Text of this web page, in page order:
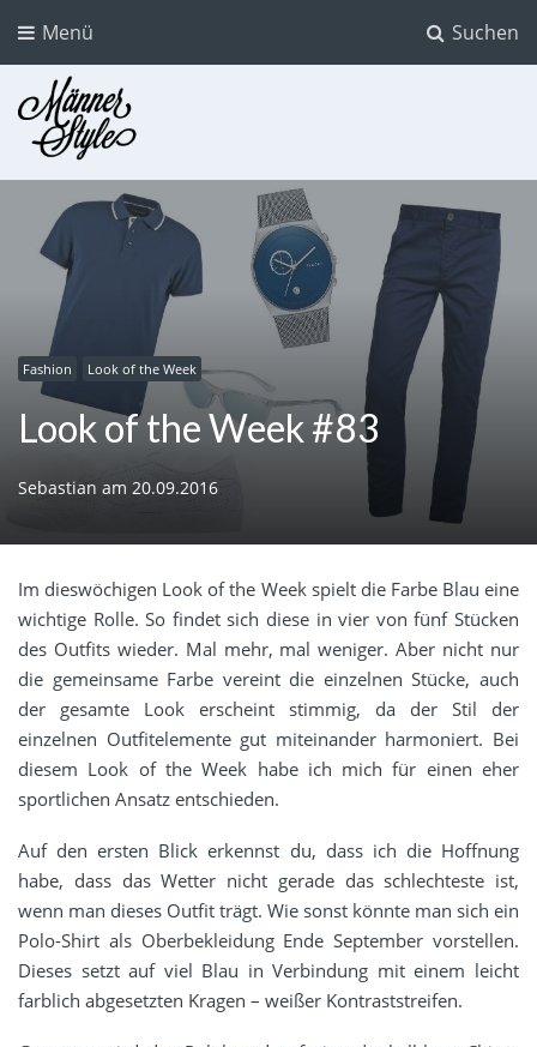
Suchen
Menü
Männer Style
Der Mode Blog für Männer
Fashion Look of the Week
Look of the Week #83
Sebastian am 20.09.2016
Im dieswöchigen Look of the Week spielt die Farbe Blau eine
wichtige Rolle. So findet sich diese in vier von fünf Stücken
des Outfits wieder. Mal mehr, mal weniger. Aber nicht nur
die gemeinsame Farbe vereint die einzelnen Stücke, auch
der gesamte Look erscheint stimmig, da der Stil der
einzelnen Outfitelemente gut miteinander harmoniert. Bei
diesem Look of the Week habe ich mich für einen eher
sportlichen Ansatz entschieden.
Auf den ersten Blick erkennst du, dass ich die Hoffnung
habe, dass das Wetter nicht gerade das schlechteste ist,
wenn man dieses Outfit trägt. Wie sonst könnte man sich ein
Polo-Shirt als Oberbekleidung Ende September vorstellen.
Dieses setzt auf viel Blau in Verbindung mit einem leicht
farblich abgesetzten Kragen – weißer Kontraststreifen.